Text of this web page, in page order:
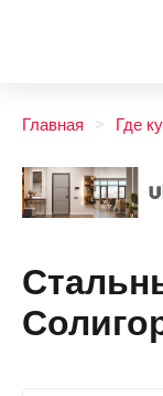
Главная Где